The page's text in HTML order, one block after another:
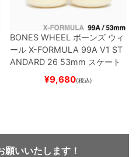
BONES WHEEL ボーンズ ウィ
ール X-FORMULA 99A V1 ST
ANDARD 26 53mm スケート
ボード スケボー
¥9,680(税込)
願いいたします！